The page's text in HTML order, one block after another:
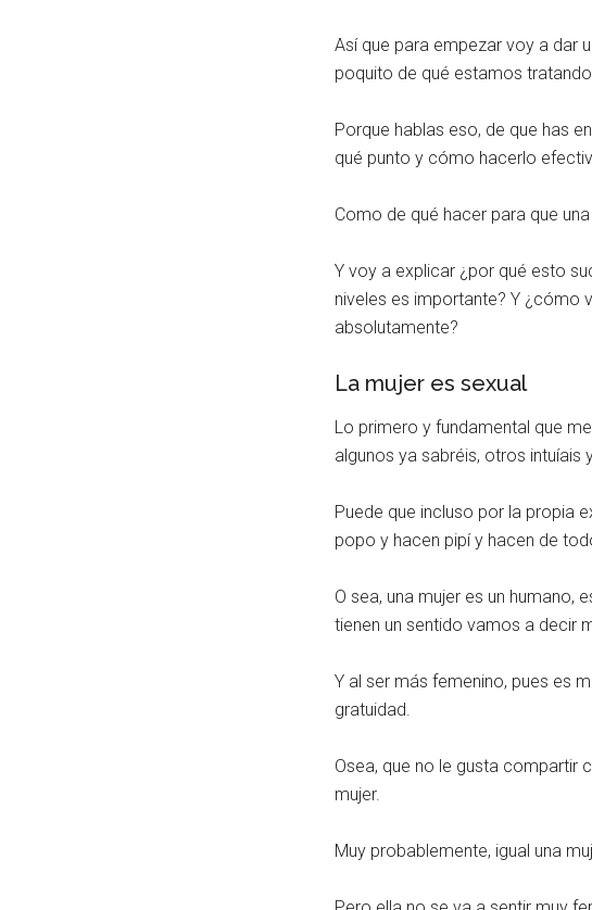
Así que para empezar voy a dar
poquito de qué estamos
Porque hablas eso, de que has
qué punto y cómo hacerlo
Como de qué hacer para que
Y voy a explicar ¿por qué esto
niveles es importante? Y ¿cómo
absolutamente?
La mujer es sexual
Lo primero y fundamental que
algunos ya sabréis, otros
Puede que incluso por la propia
popo y hacen pipí y hacen de
O sea, una mujer es un humano,
tienen un sentido vamos a decir
Y al ser más femenino, pues es
gratuidad.
Osea, que no le gusta compartir
mujer.
Muy probablemente, igual una